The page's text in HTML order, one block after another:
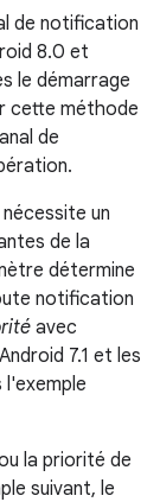
de notification
8.0 et
le démarrage
cette méthode
de
nécessite un
de la
détermine
notification
avec
7.1 et les
l'exemple
la priorité de
suivant, le